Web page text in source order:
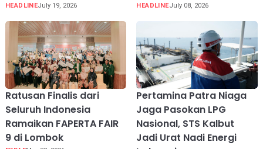
HEADLINEJuly 19, 2026 HEADLINEJuly 08, 2026
Ratusan Finalis dari
Seluruh Indonesia
Ramaikan FAPERTA FAIR
9 di Lombok
Pertamina Patra Niaga
Jaga Pasokan LPG
Nasional, STS Kalbut
Jadi Urat Nadi Energi